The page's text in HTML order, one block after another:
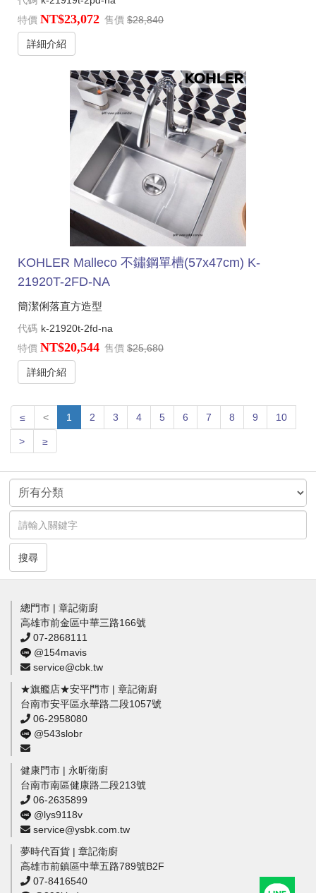
特價 NT$23,072 售價 $28,840
詳細介紹
KOHLER Malleco 不鏽鋼單槽(57x47cm) K-
21920T-2FD-NA
簡潔俐落直方造型
代碼 k-21920t-2fd-na
特價 NT$20,544 售價 $25,680
詳細介紹
≤ < 1 2 3 4 5 6 7 8 9 10
> ≥
搜尋
總門市 | 章記衛廚
高雄市前金區中華三路166號
07-2868111
@154mavis
service@cbk.tw
★旗艦店★安平門市 | 章記衛廚
台南市安平區永華路二段1057號
06-2958080
@543slobr
健康門市 | 永昕衛廚
台南市南區健康路二段213號
06-2635899
@lys9118v
service@ysbk.com.tw
夢時代百貨 | 章記衛廚
高雄市前鎮區中華五路789號B2F
07-8416540